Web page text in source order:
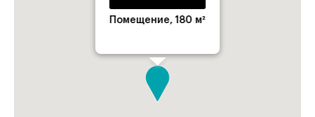
Помещение, 180 м²